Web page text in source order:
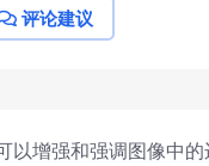
评论建议
增强和强调图像中